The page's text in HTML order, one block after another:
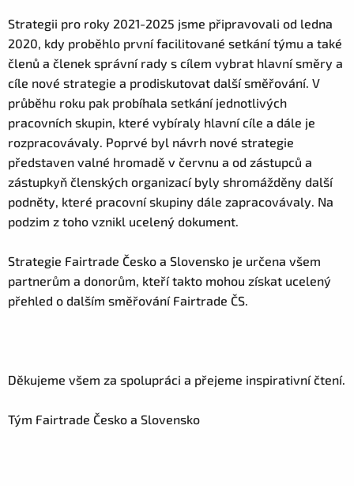
Strategii pro roky 2021-2025 jsme připravovali od ledna
2020, kdy proběhlo první facilitované setkání týmu a také
členů a členek správní rady s cílem vybrat hlavní směry a
cíle nové strategie a prodiskutovat další směřování. V
průběhu roku pak probíhala setkání jednotlivých
pracovních skupin, které vybíraly hlavní cíle a dále je
rozpracovávaly. Poprvé byl návrh nové strategie
představen valné hromadě v červnu a od zástupců a
zástupkyň členských organizací byly shromážděny další
podněty, které pracovní skupiny dále zapracovávaly. Na
podzim z toho vznikl ucelený dokument.
Strategie Fairtrade Česko a Slovensko je určena všem
partnerům a donorům, kteří takto mohou získat ucelený
přehled o dalším směřování Fairtrade ČS.
Děkujeme všem za spolupráci a přejeme inspirativní čtení.
Tým Fairtrade Česko a Slovensko